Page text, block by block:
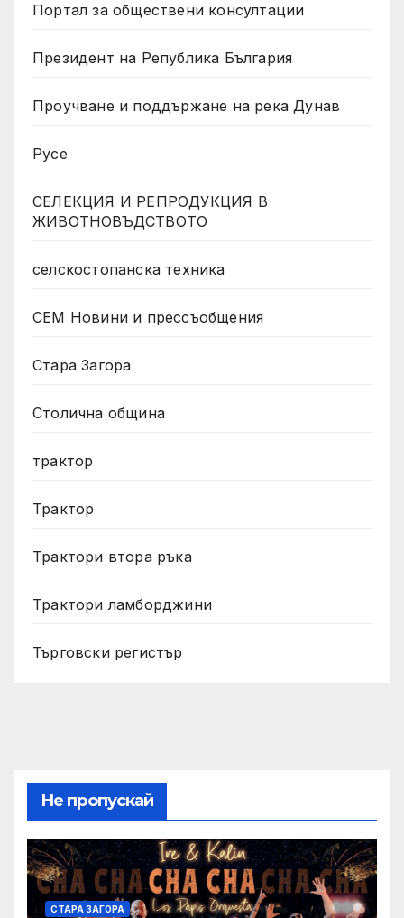
Портал за обществени консултации
Президент на Република България
Проучване и поддържане на река Дунав
Русе
СЕЛЕКЦИЯ И РЕПРОДУКЦИЯ В
ЖИВОТНОВЪДСТВОТО
селскостопанска техника
СЕМ Новини и прессъобщения
Стара Загора
Столична община
трактор
Трактор
Трактори втора ръка
Трактори ламборджини
Търговски регистър
Не пропускай
СТАРА ЗАГОРА